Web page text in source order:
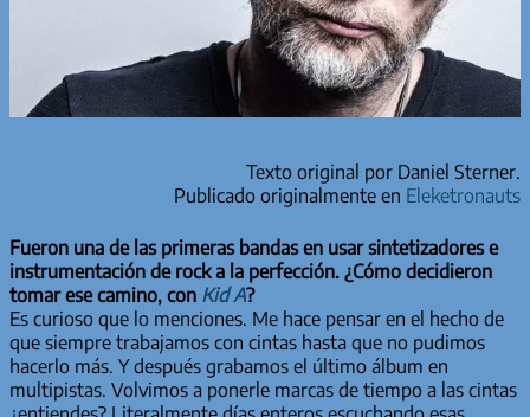
Texto original por Daniel Sterner.
Publicado originalmente en Eleketronauts
Fueron una de las primeras bandas en usar sintetizadores e
instrumentación de rock a la perfección. ¿Cómo decidieron
tomar ese camino, con Kid A?
Es curioso que lo menciones. Me hace pensar en el hecho de
que siempre trabajamos con cintas hasta que no pudimos
hacerlo más. Y después grabamos el último álbum en
multipistas. Volvimos a ponerle marcas de tiempo a las cintas